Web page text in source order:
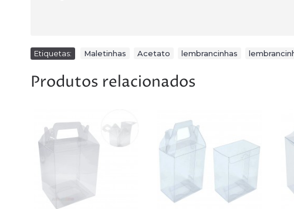
Etiquetas: Maletinhas Acetato lembrancinhas
Produtos relacionados